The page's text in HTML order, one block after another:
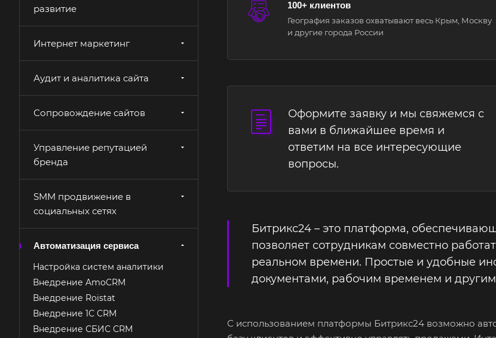
100+ клиентов
География заказов охватывают весь Крым, Москву
и другие города России
Оформите заявку и мы свяжемся с
вами в ближайшее время и
ответим на все интересующие
вопросы.
Битрикс24 – это платформа,
позволяет сотрудникам совместно
реальном времени. Простые и удобные
документами, рабочим временем и
С использованием платформы Битрикс24 возможно
развитие
Интернет маркетинг
Аудит и аналитика сайта
Сопровождение сайтов
Управление репутацией
бренда
SMM продвижение в
социальных сетях
Автоматизация сервиса
Настройка систем аналитики
Внедрение AmoCRM
Внедрение Roistat
Внедрение 1С CRM
Внедрение СБИС CRM